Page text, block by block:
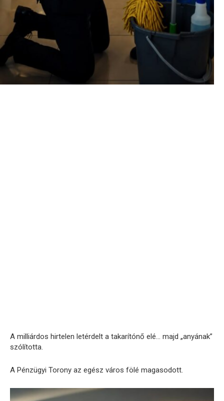
A milliárdos hirtelen letérdelt a takarítónő elé… majd „anyának”
szólította.
A Pénzügyi Torony az egész város fölé magasodott.